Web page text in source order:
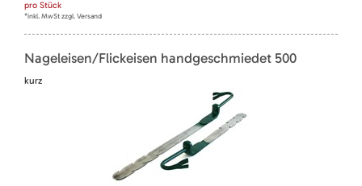
pro Stück
*inkl. MwSt zzgl. Versand
Nageleisen/Flickeisen handgeschmiedet 500
kurz